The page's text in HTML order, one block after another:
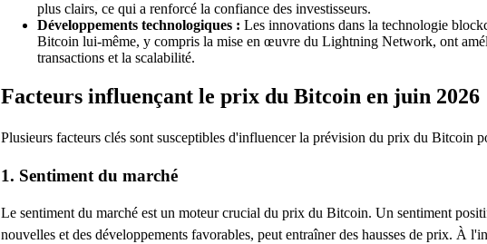
plus clairs, ce qui a renforcé la confiance des investisseurs.
Développements technologiques : Les innovations dans la technologie
Bitcoin lui-même, y compris la mise en œuvre du Lightning Network, ont
transactions et la scalabilité.
Facteurs influençant le prix du Bitcoin en juin 2026
Plusieurs facteurs clés sont susceptibles d'influencer la prévision du prix du Bitcoin
1. Sentiment du marché
Le sentiment du marché est un moteur crucial du prix du Bitcoin. Un sentiment
nouvelles et des développements favorables, peut entraîner des hausses de prix. À